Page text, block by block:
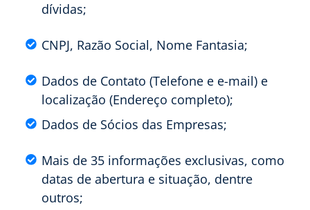
dívidas;
CNPJ, Razão Social, Nome Fantasia;
Dados de Contato (Telefone e e-mail) e
localização (Endereço completo);
Dados de Sócios das Empresas;
Mais de 35 informações exclusivas, como
datas de abertura e situação, dentre
outros;